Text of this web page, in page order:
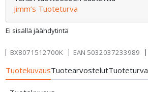
Ei sisällä jäähdytintä
Jimm’s Tuoteturva
BX8071512700K EAN 5032037233989
TuotekuvausTuotearvostelutTuoteturva